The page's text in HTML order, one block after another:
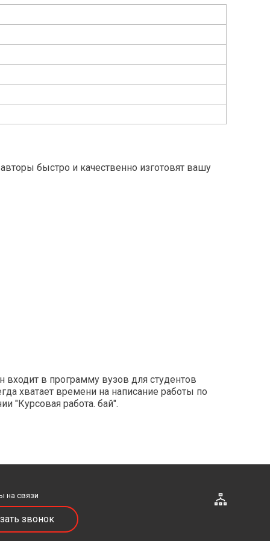
быстро и качественно изготовят вашу
в программу вузов для студентов
хватает времени на написание работы по
"Курсовая работа. бай".
на связи
звонок